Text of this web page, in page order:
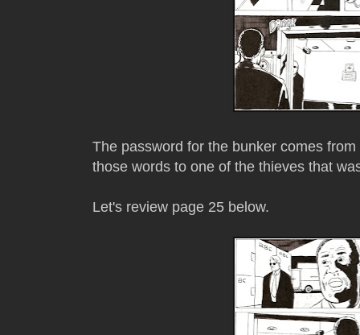
The password for the bunker comes
those words to one of the thieves that
Let's review page 25 below.